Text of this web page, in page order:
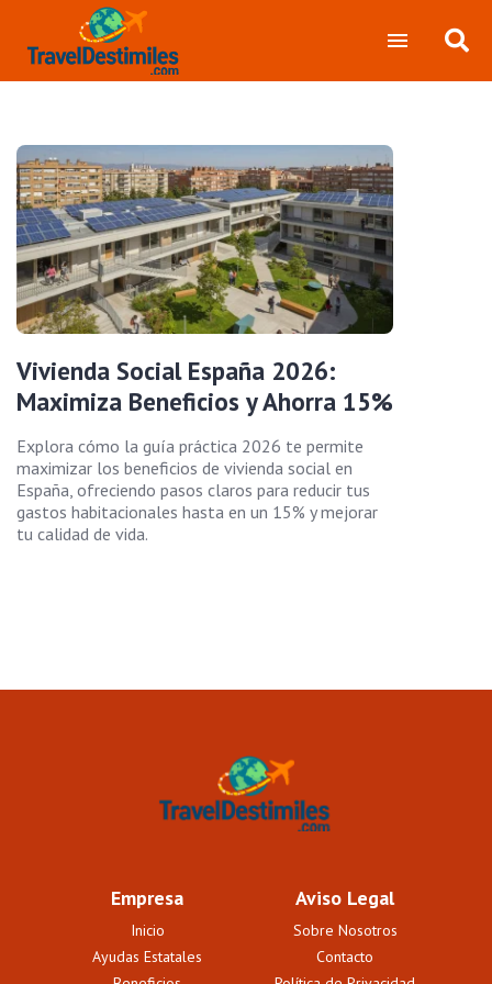
Vivienda Social España 2026:
Maximiza Beneficios y Ahorra 15%
Explora cómo la guía práctica 2026 te permite
maximizar los beneficios de vivienda social en
España, ofreciendo pasos claros para reducir tus
gastos habitacionales hasta en un 15% y mejorar
tu calidad de vida.
Empresa
Inicio
Ayudas Estatales
Aviso Legal
Sobre Nosotros
Contacto